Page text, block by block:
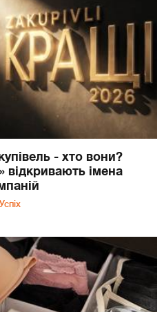
- хто вони?
відкривають імена
Успіх